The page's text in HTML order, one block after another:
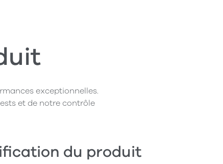
exceptionnelles.
et de notre contrôle
du produit